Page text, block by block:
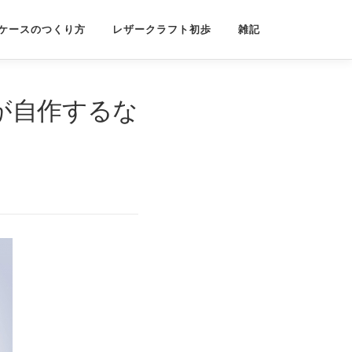
ースのつくり方 レザークラフト初歩 雑記
自作するな